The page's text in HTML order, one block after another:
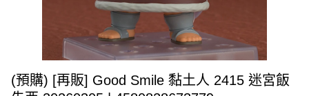
(預購) [再販] Good Smile 黏土人 2415 迷宮飯